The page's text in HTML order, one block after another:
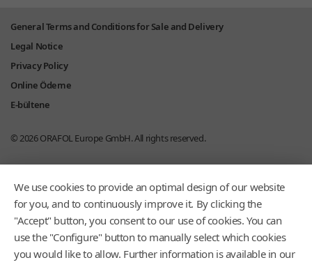
General Terms and Conditions for Sale and Delivery
Legal Notice
Privacy Policy
Online Ödeme
E-bültene
© 2026ORAFOL Europe GmbH.All rights reserved.
We use cookies to provide an optimal design of our website
for you, and to continuously improve it. By clicking the
"Accept" button, you consent to our use of cookies. You can
use the "Configure" button to manually select which cookies
you would like to allow. Further information is available in our